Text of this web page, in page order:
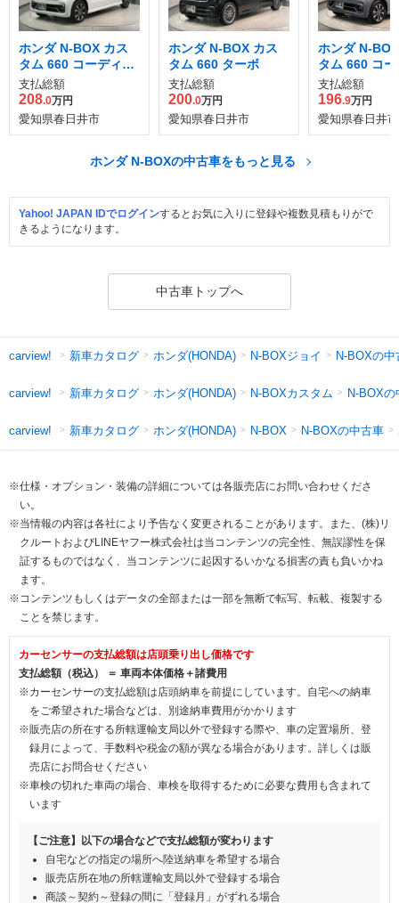
ホンダ N-BOX カス
タム 660 コーディネ
ートスタイル 2トー
ン
支払総額
208.0万円
愛知県春日井市
ホンダ N-BOX カス
タム 660 ターボ
支払総額
200.0万円
愛知県春日井市
ホンダ N-
タム 660 コ
ートスタイル
ン
支払総額
196.9万円
愛知県春日井市
ホンダ N-BOXの中古車をもっと見る
Yahoo! JAPAN IDでログインするとお気に入りに登録や複数見積もりがで
きるようになります。
中古車トップへ
carview! 新車カタログ ホンダ(HONDA) N-BOXジョイ N-BOXの中
carview! 新車カタログ ホンダ(HONDA) N-BOXカスタム N-BOXの
carview! 新車カタログ ホンダ(HONDA) N-BOX N-BOXの中古車
※仕様・オプション・装備の詳細については各販売店にお問い合わせくださ
い。
※当情報の内容は各社により予告なく変更されることがあります。また、(株)リ
クルートおよびLINEヤフー株式会社は当コンテンツの完全性、無誤謬性を保
証するものではなく、当コンテンツに起因するいかなる損害の責も負いかね
ます。
※コンテンツもしくはデータの全部または一部を無断で転写、転載、複製する
ことを禁じます。
カーセンサーの支払総額は店頭乗り出し価格です
支払総額（税込） ＝ 車両本体価格＋諸費用
※カーセンサーの支払総額は店頭納車を前提にしています。自宅への納車
をご希望された場合などは、別途納車費用がかかります
※販売店の所在する所轄運輸支局以外で登録する際や、車の定置場所、登
録月によって、手数料や税金の額が異なる場合があります。詳しくは販
売店にお問合せください
※車検の切れた車両の場合、車検を取得するために必要な費用も含まれて
います
【ご注意】以下の場合などで支払総額が変わります
自宅などの指定の場所へ陸送納車を希望する場合
販売店所在地の所轄運輸支局以外で登録する場合
商談～契約～登録の間に「登録月」がずれる場合